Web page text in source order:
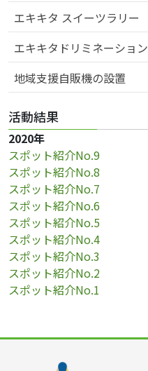
エキキタ スイーツラリー
エキキタドリミネーション
地域支援自販機の設置
活動結果
2020年
スポット紹介No.9
スポット紹介No.8
スポット紹介No.7
スポット紹介No.6
スポット紹介No.5
スポット紹介No.4
スポット紹介No.3
スポット紹介No.2
スポット紹介No.1